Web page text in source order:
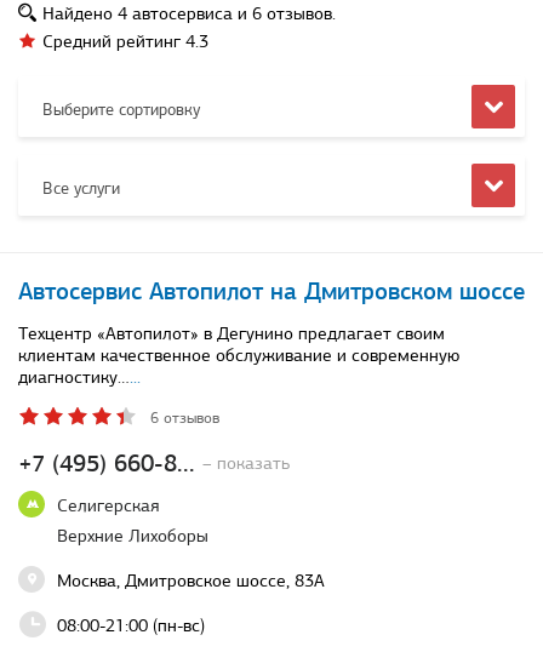
Найдено 4 автосервиса и 6 отзывов.
Средний рейтинг 4.3
Выберите сортировку
Все услуги
Автосервис Автопилот на Дмитровском шоссе
+7 (495) 660-8... – показать
Селигерская
Верхние Лихоборы
Москва, Дмитровское шоссе, 83А
08:00-21:00 (пн-вс)
Техцентр «Автопилот» в Дегунино предлагает своим
клиентам качественное обслуживание и современную
диагностику…...
6 отзывов